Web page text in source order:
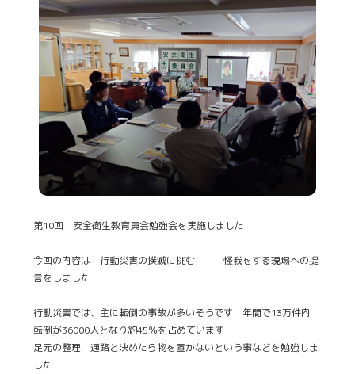
第10回 安全衛生教育員会勉強会を実施しました
今回の内容は 行動災害の撲滅に挑む 怪我をする現場への提
言をしました
行動災害では、主に転倒の事故が多いそうです 年間で13万件内
転倒が36000人となり約45％を占めています
足元の整理 通路と決めたら物を置かないという事などを勉強しま
した